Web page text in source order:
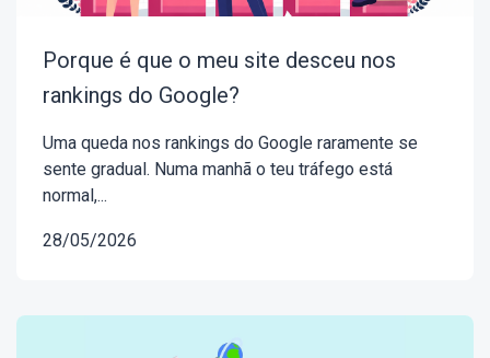
Porque é que o meu site desceu nos
rankings do Google?
Uma queda nos rankings do Google raramente se
sente gradual. Numa manhã o teu tráfego está
normal,...
28/05/2026